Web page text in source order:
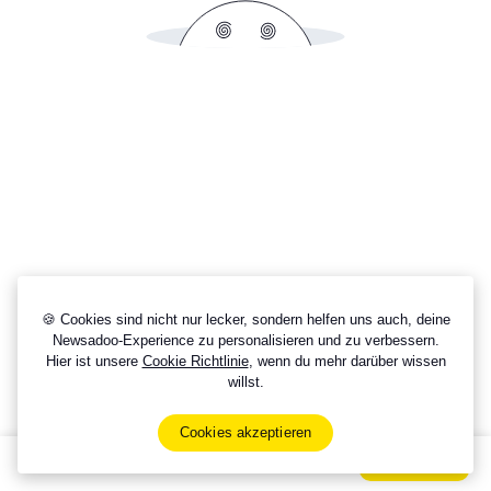
🍪 Cookies sind nicht nur lecker, sondern helfen uns auch, deine
Newsadoo-Experience zu personalisieren und zu verbessern.
Hier ist unsere Cookie Richtlinie, wenn du mehr darüber wissen
willst.
Cookies akzeptieren